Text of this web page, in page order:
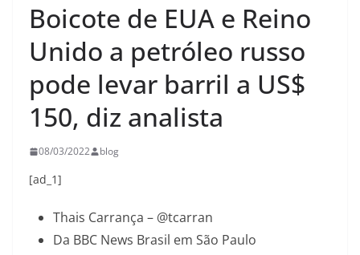
Boicote de EUA e Reino
Unido a petróleo russo
pode levar barril a US$
150, diz analista
08/03/2022 blog
[ad_1]
Thais Carrança – @tcarran
Da BBC News Brasil em São Paulo